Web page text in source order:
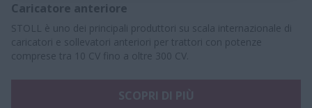
Caricatore anteriore
STOLL è uno dei principali produttori su scala internazionale di
caricatori e sollevatori anteriori per trattori con potenze
comprese tra 10 CV fino a oltre 300 CV.